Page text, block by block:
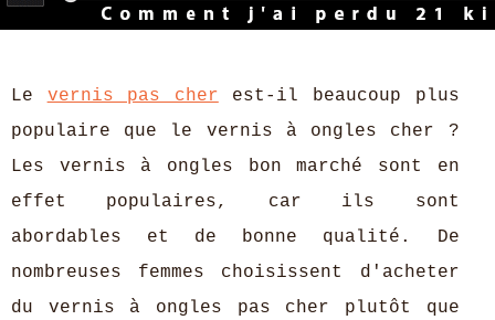
Le vernis pas cher est-il beaucoup plus
populaire que le vernis à ongles cher ?
Les vernis à ongles bon marché sont en
effet populaires, car ils sont
abordables et de bonne qualité. De
nombreuses femmes choisissent d'acheter
du vernis à ongles pas cher plutôt que